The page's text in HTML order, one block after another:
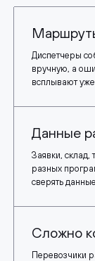
Диспетчеры
вручную, а
всплывают
Данные
Заявки, склад,
разных
сверять
Сложно
Перевозчики